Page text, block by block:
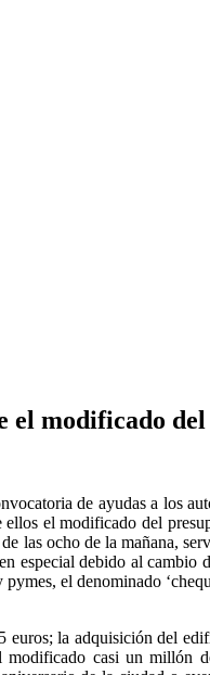
el modificado del
de ayudas a los
el modificado del
las ocho de la mañana,
debido al cambio
el denominado
la adquisición del
casi un millón